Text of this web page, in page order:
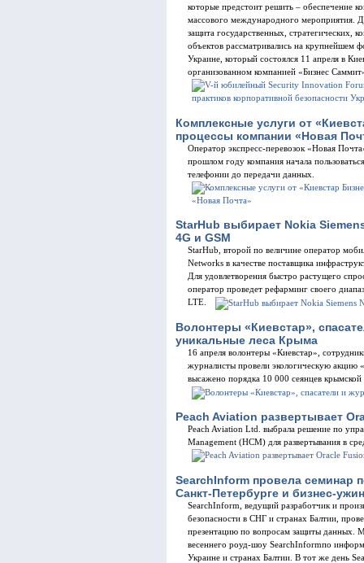
которые предстоит решить – обеспечение
массового международного мероприятия.
защита государственных,
объектов рассматривались на крупнейшем
Украине, который состоялся 11 апреля в
организованном компанией «Бизнес
Комплексные услуги от
процессы компании «Новая
Оператор экспресс-перевозок «Новая
прошлом году компания начала
телефонии до передачи данных.
StarHub выбирает Nokia
4G и GSM
StarHub, второй по величине оператор
Networks в качестве поставщика
Для удовлетворения быстро растущего
оператор проведет рефарминг своего
LTE.
Волонтеры «Киевстар»,
уникальные леса Крыма
16 апреля волонтеры «Киевстар»,
журналисты провели экологическую
высажено порядка 10 000 сеянцев крымской
Peach Aviation развертывает
Peach Aviation Ltd. выбрала решение по
Management (HCM) для развертывания в
SearchInform провела семинар
Санкт-Петербурге и бизнес-
SearchInform, ведущий разработчик и
безопасности в СНГ и странах Балтии,
презентацию по вопросам защиты данных.
весеннего роуд-шоу SearchInformпо
Украине и странах Балтии. В тот же день